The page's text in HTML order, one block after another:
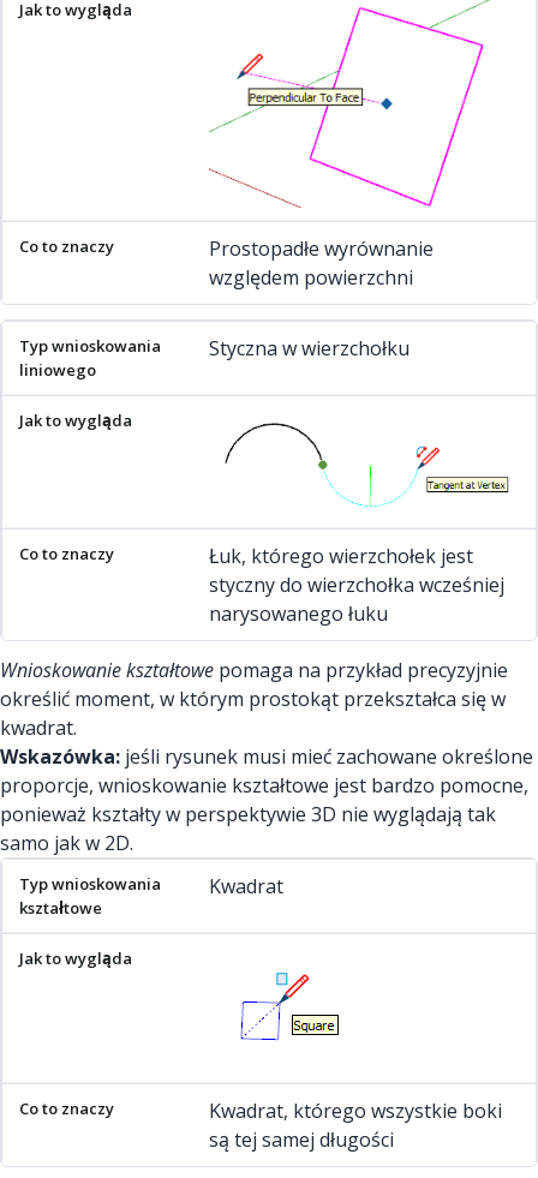
Prostopadłe wyrównanie
względem powierzchni
Styczna w wierzchołku
Łuk, którego wierzchołek jest
styczny do wierzchołka wcześniej
narysowanego łuku
Wnioskowanie kształtowe pomaga na przykład precyzyjnie
określić moment, w którym prostokąt przekształca się w
kwadrat.
Wskazówka: jeśli rysunek musi mieć zachowane określone
proporcje, wnioskowanie kształtowe jest bardzo pomocne,
ponieważ kształty w perspektywie 3D nie wyglądają tak
samo jak w 2D.
Typ wnioskowania kształtowe
Kwadrat
Kwadrat, którego wszystkie boki
są tej samej długości